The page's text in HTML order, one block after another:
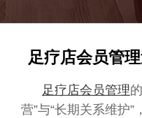
足疗店会员管
足疗店会员管理
营”与“长期关系维护